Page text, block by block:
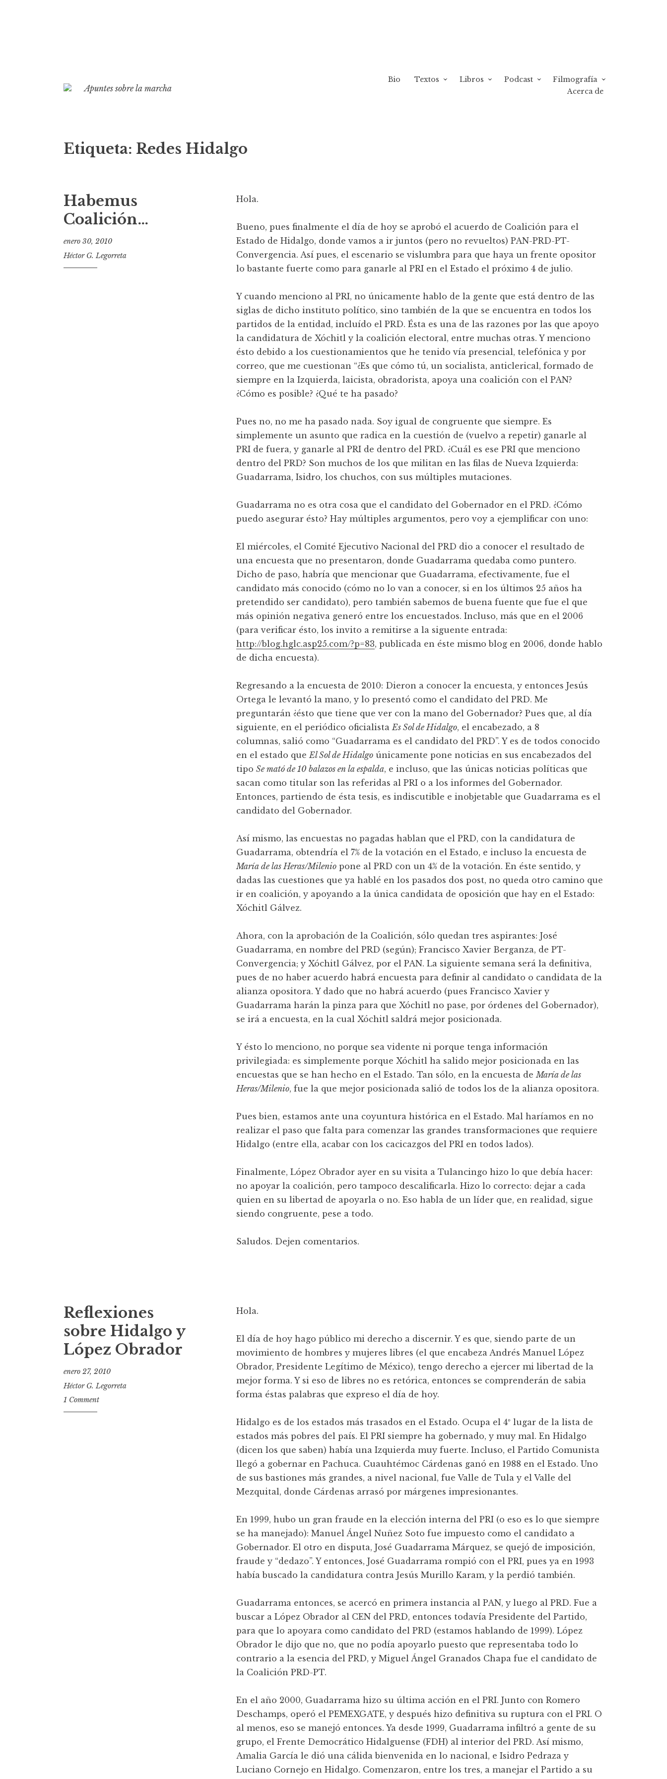
i
c
e
n
Apuntes sobre la marcha
Bio Textos Libros Podcast
Filmografía
Acerca de
Etiqueta: Redes Hidalgo
Habemus
Coalición…
enero 30, 2010
Héctor G. Legorreta
Hola.
Bueno, pues finalmente el día de hoy se aprobó el acuerdo de Coalición para el
Estado de Hidalgo, donde vamos a ir juntos (pero no revueltos) PAN-PRD-PT-
Convergencia. Así pues, el escenario se vislumbra para que haya un frente opositor
lo bastante fuerte como para ganarle al PRI en el Estado el próximo 4 de julio.
Y cuando menciono al PRI, no únicamente hablo de la gente que está dentro de las
siglas de dicho instituto político, sino también de la que se encuentra en todos los
partidos de la entidad, incluído el PRD. Ésta es una de las razones por las que apoyo
la candidatura de Xóchitl y la coalición electoral, entre muchas otras. Y menciono
ésto debido a los cuestionamientos que he tenido vía presencial, telefónica y por
correo, que me cuestionan “¿Es que cómo tú, un socialista, anticlerical, formado de
siempre en la Izquierda, laicista, obradorista, apoya una coalición con el PAN?
¿Cómo es posible? ¿Qué te ha pasado?
Pues no, no me ha pasado nada. Soy igual de congruente que siempre. Es
simplemente un asunto que radica en la cuestión de (vuelvo a repetir) ganarle al
PRI de fuera, y ganarle al PRI de dentro del PRD. ¿Cuál es ese PRI que menciono
dentro del PRD? Son muchos de los que militan en las filas de Nueva Izquierda:
Guadarrama, Isidro, los chuchos, con sus múltiples mutaciones.
Guadarrama no es otra cosa que el candidato del Gobernador en el PRD. ¿Cómo
puedo asegurar ésto? Hay múltiples argumentos, pero voy a ejemplificar con uno:
El miércoles, el Comité Ejecutivo Nacional del PRD dio a conocer el resultado de
una encuesta que no presentaron, donde Guadarrama quedaba como puntero.
Dicho de paso, habría que mencionar que Guadarrama, efectivamente, fue el
candidato más conocido (cómo no lo van a conocer, si en los últimos 25 años ha
pretendido ser candidato), pero también sabemos de buena fuente que fue el que
más opinión negativa generó entre los encuestados. Incluso, más que en el 2006
(para verificar ésto, los invito a remitirse a la siguente entrada:
http://blog.hglc.asp25.com/?p=83, publicada en éste mismo blog en 2006, donde hablo
de dicha encuesta).
Regresando a la encuesta de 2010: Dieron a conocer la encuesta, y entonces Jesús
Ortega le levantó la mano, y lo presentó como el candidato del PRD. Me
preguntarán ¿ésto que tiene que ver con la mano del Gobernador? Pues que, al día
siguiente, en el periódico oficialistaEs Sol de Hidalgo, el encabezado, a 8
columnas, salió como “Guadarrama es el candidato del PRD”. Y es de todos conocido
en el estado queEl Sol de Hidalgo únicamente pone noticias en sus encabezados del
tipoSe mató de 10 balazos en la espalda, e incluso, que las únicas noticias políticas que
sacan como titular son las referidas al PRI o a los informes del Gobernador.
Entonces, partiendo de ésta tesis, es indiscutible e inobjetable que Guadarrama es el
candidato del Gobernador.
Así mismo, las encuestas no pagadas hablan que el PRD, con la candidatura de
Guadarrama, obtendría el 7% de la votación en el Estado, e incluso la encuesta de
María de las Heras/Milenio pone al PRD con un 4% de la votación. En éste sentido, y
dadas las cuestiones que ya hablé en los pasados dos post, no queda otro camino que
ir en coalición, y apoyando a la única candidata de oposición que hay en el Estado:
Xóchitl Gálvez.
Ahora, con la aprobación de la Coalición, sólo quedan tres aspirantes: José
Guadarrama, en nombre del PRD (según); Francisco Xavier Berganza, de PT-
Convergencia; y Xóchitl Gálvez, por el PAN. La siguiente semana será la definitiva,
pues de no haber acuerdo habrá encuesta para definir al candidato o candidata de la
alianza opositora. Y dado que no habrá acuerdo (pues Francisco Xavier y
Guadarrama harán la pinza para que Xóchitl no pase, por órdenes del Gobernador),
se irá a encuesta, en la cual Xóchitl saldrá mejor posicionada.
Y ésto lo menciono, no porque sea vidente ni porque tenga información
privilegiada: es simplemente porque Xóchitl ha salido mejor posicionada en las
encuestas que se han hecho en el Estado. Tan sólo, en la encuesta deMaría de las
Heras/Milenio, fue la que mejor posicionada salió de todos los de la alianza opositora.
Pues bien, estamos ante una coyuntura histórica en el Estado. Mal haríamos en no
realizar el paso que falta para comenzar las grandes transformaciones que requiere
Hidalgo (entre ella, acabar con los cacicazgos del PRI en todos lados).
Finalmente, López Obrador ayer en su visita a Tulancingo hizo lo que debía hacer:
no apoyar la coalición, pero tampoco descalificarla. Hizo lo correcto: dejar a cada
quien en su libertad de apoyarla o no. Eso habla de un líder que, en realidad, sigue
siendo congruente, pese a todo.
Saludos. Dejen comentarios.
Reflexiones
sobre Hidalgo y
López Obrador
enero 27, 2010
Héctor G. Legorreta
1 Comment
Hola.
El día de hoy hago público mi derecho a discernir. Y es que, siendo parte de un
movimiento de hombres y mujeres libres (el que encabeza Andrés Manuel López
Obrador, Presidente Legítimo de México), tengo derecho a ejercer mi libertad de la
mejor forma. Y si eso de libres no es retórica, entonces se comprenderán de sabia
forma éstas palabras que expreso el día de hoy.
Hidalgo es de los estados más trasados en el Estado. Ocupa el 4º lugar de la lista de
estados más pobres del país. El PRI siempre ha gobernado, y muy mal. En Hidalgo
(dicen los que saben) había una Izquierda muy fuerte. Incluso, el Partido Comunista
llegó a gobernar en Pachuca. Cuauhtémoc Cárdenas ganó en 1988 en el Estado. Uno
de sus bastiones más grandes, a nivel nacional, fue Valle de Tula y el Valle del
Mezquital, donde Cárdenas arrasó por márgenes impresionantes.
En 1999, hubo un gran fraude en la elección interna del PRI (o eso es lo que siempre
se ha manejado): Manuel Ángel Nuñez Soto fue impuesto como el candidato a
Gobernador. El otro en disputa, José Guadarrama Márquez, se quejó de imposición,
fraude y “dedazo”. Y entonces, José Guadarrama rompió con el PRI, pues ya en 1993
había buscado la candidatura contra Jesús Murillo Karam, y la perdió también.
Guadarrama entonces, se acercó en primera instancia al PAN, y luego al PRD. Fue a
buscar a López Obrador al CEN del PRD, entonces todavía Presidente del Partido,
para que lo apoyara como candidato del PRD (estamos hablando de 1999). López
Obrador le dijo que no, que no podía apoyarlo puesto que representaba todo lo
contrario a la esencia del PRD, y Miguel Ángel Granados Chapa fue el candidato de
la Coalición PRD-PT.
En el año 2000, Guadarrama hizo su última acción en el PRI. Junto con Romero
Deschamps, operó el PEMEXGATE, y después hizo definitiva su ruptura con el PRI. O
al menos, eso se manejó entonces. Ya desde 1999, Guadarrama infiltró a gente de su
grupo, el Frente Democrático Hidalguense (FDH) al interior del PRD. Así mismo,
Amalia García le dió una cálida bienvenida en lo nacional, e Isidro Pedraza y
Luciano Cornejo en Hidalgo. Comenzaron, entre los tres, a manejar el Partido a su